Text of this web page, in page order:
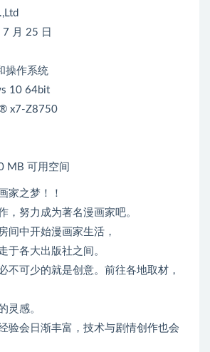
月 25 日
操作系统
10 64bit
x7-Z8750
MB 可用空间
家之梦！！
，努力成为著名漫画家吧。
间中开始漫画家生活，
于各大出版社之间。
不可少的就是创意。前往各地取材，
灵感。
验会日渐丰富，技术与剧情创作也会